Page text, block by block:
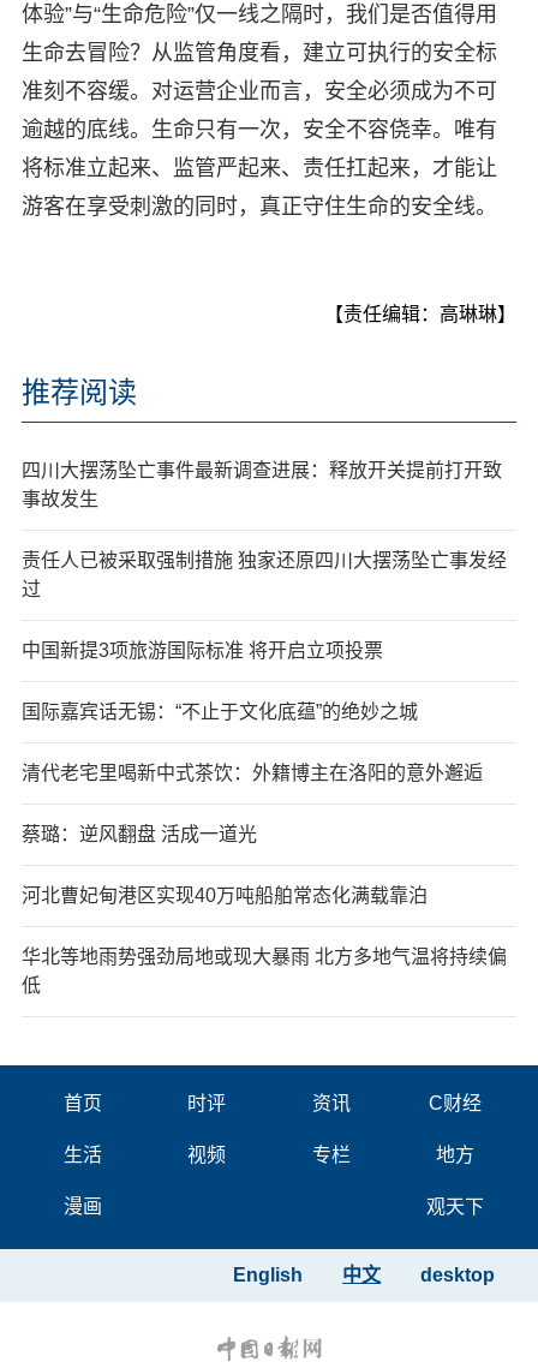
体验”与“生命危险”仅一线之隔时，我们是否值得用
生命去冒险？从监管角度看，建立可执行的安全标
准刻不容缓。对运营企业而言，安全必须成为不可
逾越的底线。生命只有一次，安全不容侥幸。唯有
将标准立起来、监管严起来、责任扛起来，才能让
游客在享受刺激的同时，真正守住生命的安全线。
【责任编辑：高琳琳】
推荐阅读
四川大摆荡坠亡事件最新调查进展：释放开关提前打开致
事故发生
责任人已被采取强制措施 独家还原四川大摆荡坠亡事发经
过
中国新提3项旅游国际标准 将开启立项投票
国际嘉宾话无锡：“不止于文化底蕴”的绝妙之城
清代老宅里喝新中式茶饮：外籍博主在洛阳的意外邂逅
蔡璐：逆风翻盘 活成一道光
河北曹妃甸港区实现40万吨船舶常态化满载靠泊
华北等地雨势强劲局地或现大暴雨 北方多地气温将持续偏
低
首页 时评 资讯 C财经
生活 视频 专栏 地方
漫画 观天下
desktop
中文
English